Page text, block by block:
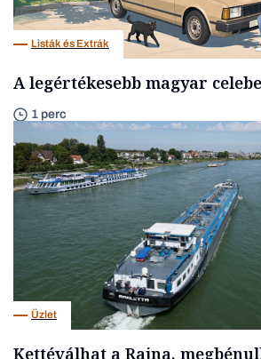
Listák és Extrák
A legértékesebb magyar
1 perc
Üzlet
Kettéválhat a Rajna,